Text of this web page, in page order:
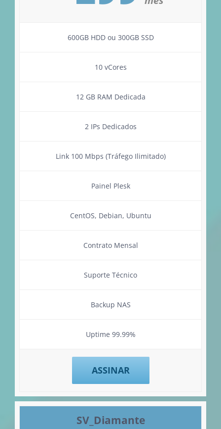
600GB HDD ou 300GB SSD
10 vCores
12 GB RAM Dedicada
2 IPs Dedicados
Link 100 Mbps (Tráfego Ilimitado)
Painel Plesk
CentOS, Debian, Ubuntu
Contrato Mensal
Suporte Técnico
Backup NAS
Uptime 99.99%
ASSINAR
SV_Diamante